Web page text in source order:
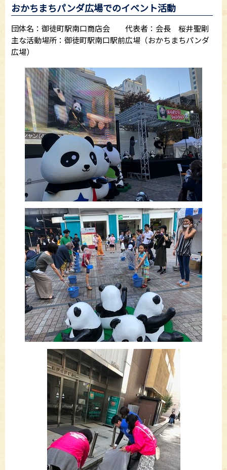
おかちまちパンダ広場でのイベント活動
団体名：御徒町駅南口商店会 代表者：会長 桜井聖剛
主な活動場所：御徒町駅南口駅前広場（おかちまちパンダ
広場）